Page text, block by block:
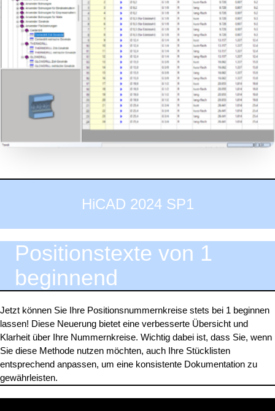
HiCAD 2024 SP1
Positionstexte von 1
beginnend
Jetzt können Sie Ihre Positionsnummernkreise stets bei 1 beginnen
lassen! Diese Neuerung bietet eine verbesserte Übersicht und
Klarheit über Ihre Nummernkreise. Wichtig dabei ist, dass Sie, wenn
Sie diese Methode nutzen möchten, auch Ihre Stücklisten
entsprechend anpassen, um eine konsistente Dokumentation zu
gewährleisten.